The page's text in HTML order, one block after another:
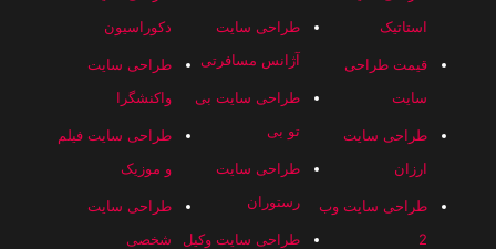
استاتیک
قیمت طراحی
سایت
طراحی سایت
ارزان
طراحی سایت وب
2
طراحی سایت
آژانس مسافرتی
طراحی سایت بی
تو بی
طراحی سایت
رستوران
طراحی سایت وکیل
دکوراسیون
طراحی سایت
واکنشگرا
طراحی سایت فیلم
و موزیک
طراحی سایت
شخصی